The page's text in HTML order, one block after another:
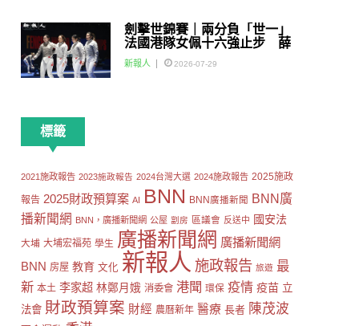
劍擊世錦賽｜兩分負「世一」
法國港隊女佩十六強止步 薛
雅齊：我好有信心我哋可以做
到世界級嘅Team
新報人 2026-07-29
標籤
2021施政報告 2023施政報告 2024台灣大選 2024施政報告 2025施政
報告 2025財政預算案 AI BNN BNN廣播新聞
BNN廣
播新聞網 BNN，廣播新聞網 公屋 劏房 區議會 反送中 國安法
大埔 大埔宏福苑 學生 廣播新聞網 廣播新聞網
BNN 房屋 教育 文化 新報人 施政報告 旅遊 最
新 本土 李家超 林鄭月娥 消委會 港聞 環保 疫情 疫苗 立
法會 財政預算案 財經 農曆新年 醫療 長者 陳茂波